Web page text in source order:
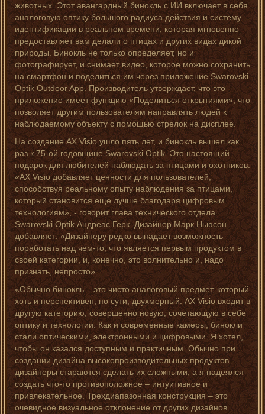
животных. Этот авангардный бинокль с ИИ включает в себя
аналоговую оптику большого радиуса действия и систему
идентификации в реальном времени, которая мгновенно
предоставляет вам делали о птицах и других видах дикой
природы. Бинокль не только определяет, но и
фотографирует, и снимает видео, которое можно сохранить
на смартфон и поделиться им через приложение Swarovski
Optik Outdoor App. Производитель утверждает, что это
приложение имеет функцию «Поделиться открытиями», что
позволяет другим пользователям направлять людей к
наблюдаемому объекту с помощью стрелок на дисплее.
На создание AX Visio ушло пять лет, и бинокль вышел как
раз к 75-ой годовщине Swarovski Optik. Это настоящий
подарок для любителей наблюдать за птицами и охотников.
«AX Visio добавляет ценности для пользователей,
способствуя реальному опыту наблюдения за птицами,
который становится еще лучше благодаря цифровым
технологиям», - говорит глава технического отдела
Swarovski Optik Андреас Герк. Дизайнер Марк Ньюсон
добавляет: «Дизайнеру редко выпадает возможность
поработать над чем-то, что является первым продуктом в
своей категории, и, конечно, это волнительно и, надо
признать, непросто».
«Обычно бинокль – это чисто аналоговый предмет, который
хоть и перспективен, по сути, двухмерный. AX Visio входит в
другую категорию, совершенно новую, сочетающую в себе
оптику и технологии. Как и современные камеры, бинокли
стали оптическими, электронными и цифровыми. Я хотел,
чтобы он казался доступным и практичным. Обычно при
создании дизайна высокопроизводительных продуктов
дизайнеры стараются сделать их сложными, а я надеялся
создать что-то противоположное – интуитивное и
привлекательное. Трехдиапазонная конструкция – это
очевидное визуальное отклонение от других дизайнов